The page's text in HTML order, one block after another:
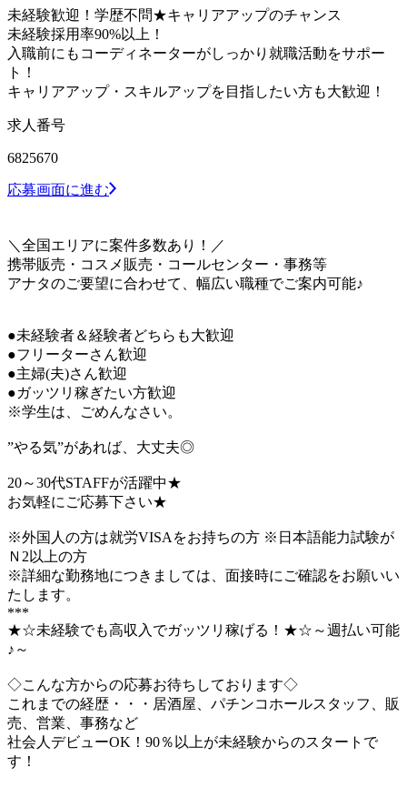
未経験歓迎！学歴不問★キャリアアップのチャンス
未経験採用率90%以上！
入職前にもコーディネーターがしっかり就職活動をサポー
ト！
キャリアアップ・スキルアップを目指したい方も大歓迎！
求人番号
6825670
応募画面に進む
＼全国エリアに案件多数あり！／
携帯販売・コスメ販売・コールセンター・事務等
アナタのご要望に合わせて、幅広い職種でご案内可能♪
●未経験者＆経験者どちらも大歓迎
●フリーターさん歓迎
●主婦(夫)さん歓迎
●ガッツリ稼ぎたい方歓迎
※学生は、ごめんなさい。
”やる気”があれば、大丈夫◎
20～30代STAFFが活躍中★
お気軽にご応募下さい★
※外国人の方は就労VISAをお持ちの方 ※日本語能力試験が
Ｎ2以上の方
※詳細な勤務地につきましては、面接時にご確認をお願いい
たします。
***
★☆未経験でも高収入でガッツリ稼げる！★☆～週払い可能
♪～
◇こんな方からの応募お待ちしております◇
これまでの経歴・・・居酒屋、パチンコホールスタッフ、販
売、営業、事務など
社会人デビューOK！90％以上が未経験からのスタートで
す！